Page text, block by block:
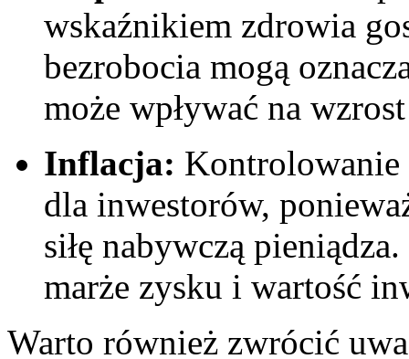
wskaźnikiem zdrowia
bezrobocia mogą
może wpływać na⁢
Inflacja:
dla inwestorów,
siłę nabywczą
marże⁢ zysku i wartość
Warto również ⁢zwrócić